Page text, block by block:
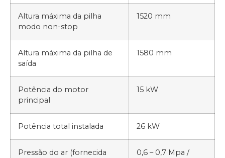
Altura máxima da pilha
modo non-stop
1520 mm
Altura máxima da pilha de
saída
1580 mm
Potência do motor
principal
15 kW
Potência total instalada 26 kW
Pressão do ar (fornecida
0,6 – 0,7 Mpa /